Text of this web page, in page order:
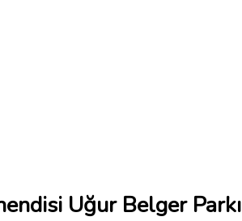
Uğur Belger Parkı